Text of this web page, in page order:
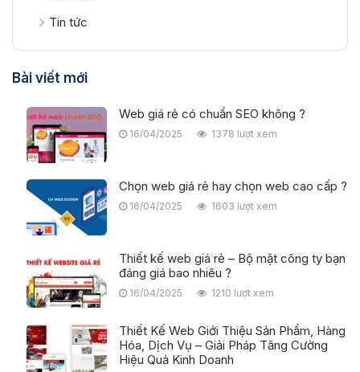
Tin tức
Bài viết mới
Web giá rẻ có chuẩn SEO không ?
16/04/2025 1378 lượt xem
Chọn web giá rẻ hay chọn web cao cấp ?
16/04/2025 1603 lượt xem
Thiết kế web giá rẻ – Bộ mặt công ty bạn
đáng giá bao nhiêu ?
16/04/2025 1210 lượt xem
Thiết Kế Web Giới Thiệu Sản Phẩm, Hàng
Hóa, Dịch Vụ – Giải Pháp Tăng Cường
Hiệu Quả Kinh Doanh